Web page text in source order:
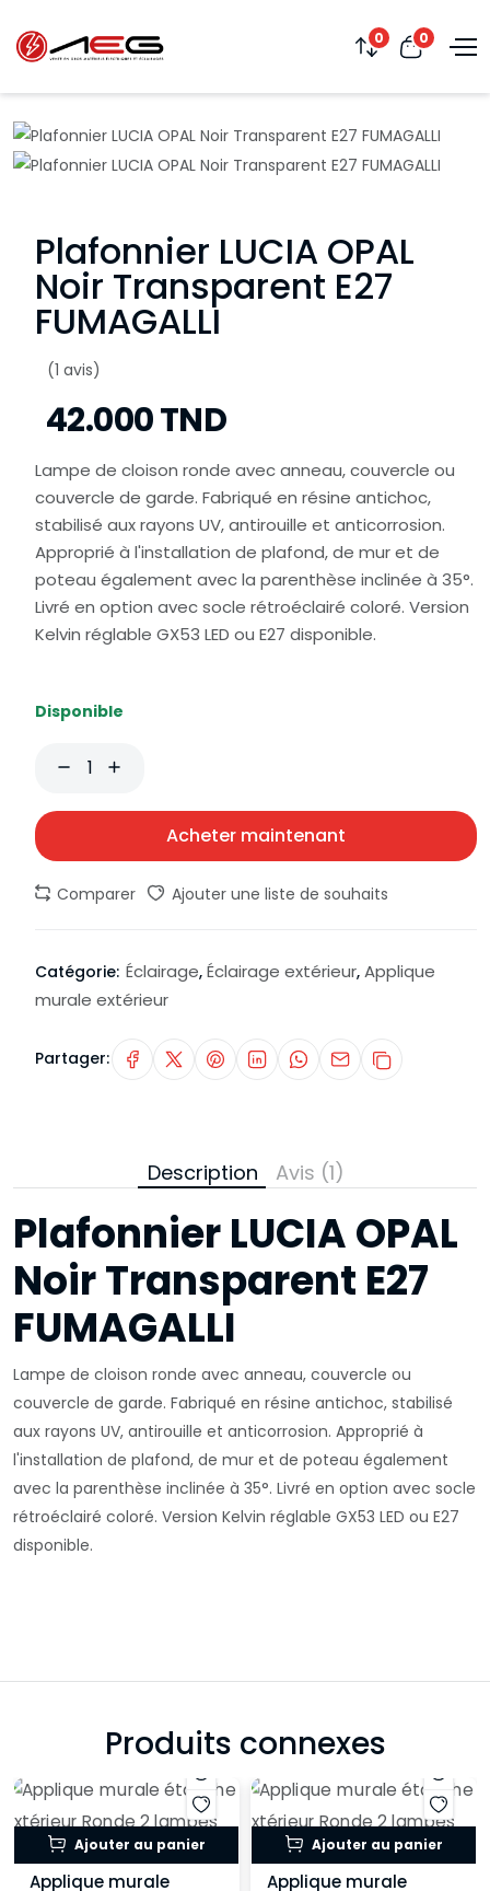
0 0
Plafonnier LUCIA OPAL
Noir Transparent E27
FUMAGALLI
(1 avis)
42.000 TND
Lampe de cloison ronde avec anneau, couvercle ou
couvercle de garde. Fabriqué en résine antichoc,
stabilisé aux rayons UV, antirouille et anticorrosion.
Approprié à l'installation de plafond, de mur et de
poteau également avec la parenthèse inclinée à 35°.
Livré en option avec socle rétroéclairé coloré. Version
Kelvin réglable GX53 LED ou E27 disponible.
Disponible
Acheter maintenant
Comparer Ajouter une liste de souhaits
Catégorie: Éclairage, Éclairage extérieur, Applique
murale extérieur
Partager:
Description Avis (1)
Plafonnier LUCIA OPAL
Noir Transparent E27
FUMAGALLI
Lampe de cloison ronde avec anneau, couvercle ou
couvercle de garde. Fabriqué en résine antichoc, stabilisé
aux rayons UV, antirouille et anticorrosion. Approprié à
l'installation de plafond, de mur et de poteau également
avec la parenthèse inclinée à 35°. Livré en option avec socle
rétroéclairé coloré. Version Kelvin réglable GX53 LED ou E27
disponible.
Produits connexes
Ajouter au panier
Applique murale
Ajouter au panier
Applique murale